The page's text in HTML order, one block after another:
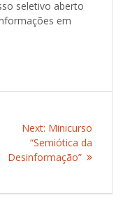
seletivo aberto
em
Next: Next
post:
Minicurso
“Semiótica da
Desinformação”